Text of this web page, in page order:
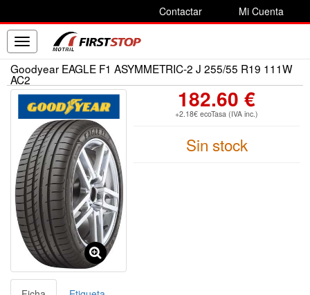
Contactar Mi Cuenta
Toggle
navigation
Goodyear EAGLE F1 ASYMMETRIC-2 J 255/55 R19 111W
AC2
182.60 €
+2.18€ ecoTasa (IVA inc.)
Sin stock